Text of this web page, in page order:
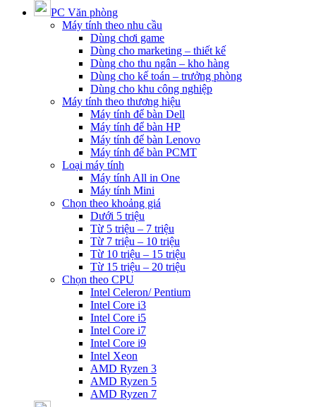
PC Văn phòng
Máy tính theo nhu cầu
Dùng chơi game
Dùng cho marketing – thiết kế
Dùng cho thu ngân – kho hàng
Dùng cho kế toán – trưởng phòng
Dùng cho khu công nghiệp
Máy tính theo thương hiệu
Máy tính để bàn Dell
Máy tính để bàn HP
Máy tính để bàn Lenovo
Máy tính để bàn PCMT
Loại máy tính
Máy tính All in One
Máy tính Mini
Chọn theo khoảng giá
Dưới 5 triệu
Từ 5 triệu – 7 triệu
Từ 7 triệu – 10 triệu
Từ 10 triệu – 15 triệu
Từ 15 triệu – 20 triệu
Chọn theo CPU
Intel Celeron/ Pentium
Intel Core i3
Intel Core i5
Intel Core i7
Intel Core i9
Intel Xeon
AMD Ryzen 3
AMD Ryzen 5
AMD Ryzen 7